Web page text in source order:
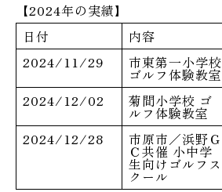
【2024年の実績】
日付
内容
2024/11/29
市東第一小学校
ゴルフ体験教室
2024/12/02 菊間小学校 ゴ
ルフ体験教室
2024/12/28 市原市／浜野Ｇ
Ｃ共催 小中学
生向けゴルフス
クール